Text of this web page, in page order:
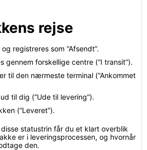
rejse
registreres som “Afsendt”.
gennem forskellige centre (“I transit”).
til den nærmeste terminal (“Ankommet
til dig (“Ude til levering”).
(“Leveret”).
statustrin får du et klart overblik
er i leveringsprocessen, og hvornår
den.